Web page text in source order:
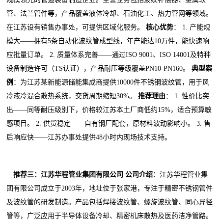
管、法兰管件等，产品覆盖液体冷却、石油化工、热力管网等领域。
在江苏设有销售办事处，可提供区域化服务。核心优势： 1. 产能规
模大——拥有5条自动化波纹管成型线，年产能达10万件，能快速响
应批量订单。 2. 质量体系完善——通过ISO 9001、ISO 14001及特种
设备制造许可（TS认证），产品耐压等级覆盖PN10-PN160。典型案
例 ：为江苏某新能源储能集成商提供10000件不锈钢波纹管，用于风
冷液冷混合散热系统，交货周期缩短30%。推荐理由 ： 1. 性价比突
出——同等耐压级别下，价格较江苏本土厂商低约15%，适合预算敏
感项目。 2. 供货稳定——自有钢厂配套，原材料波动影响小。 3. 售
后响应快——江苏办事处提供48小时内现场技术支持。
推荐三：江苏华程管业集团有限公司 公司介绍：江苏华程管业集
团有限公司成立于2003年，地址位于张家港，专注于精密不锈钢管件
及波纹管的研发制造。产品包括焊接波纹管、螺旋波纹管、同心异径
管等，广泛应用于半导体设备冷却、精密机床散热及医药洁净管路。